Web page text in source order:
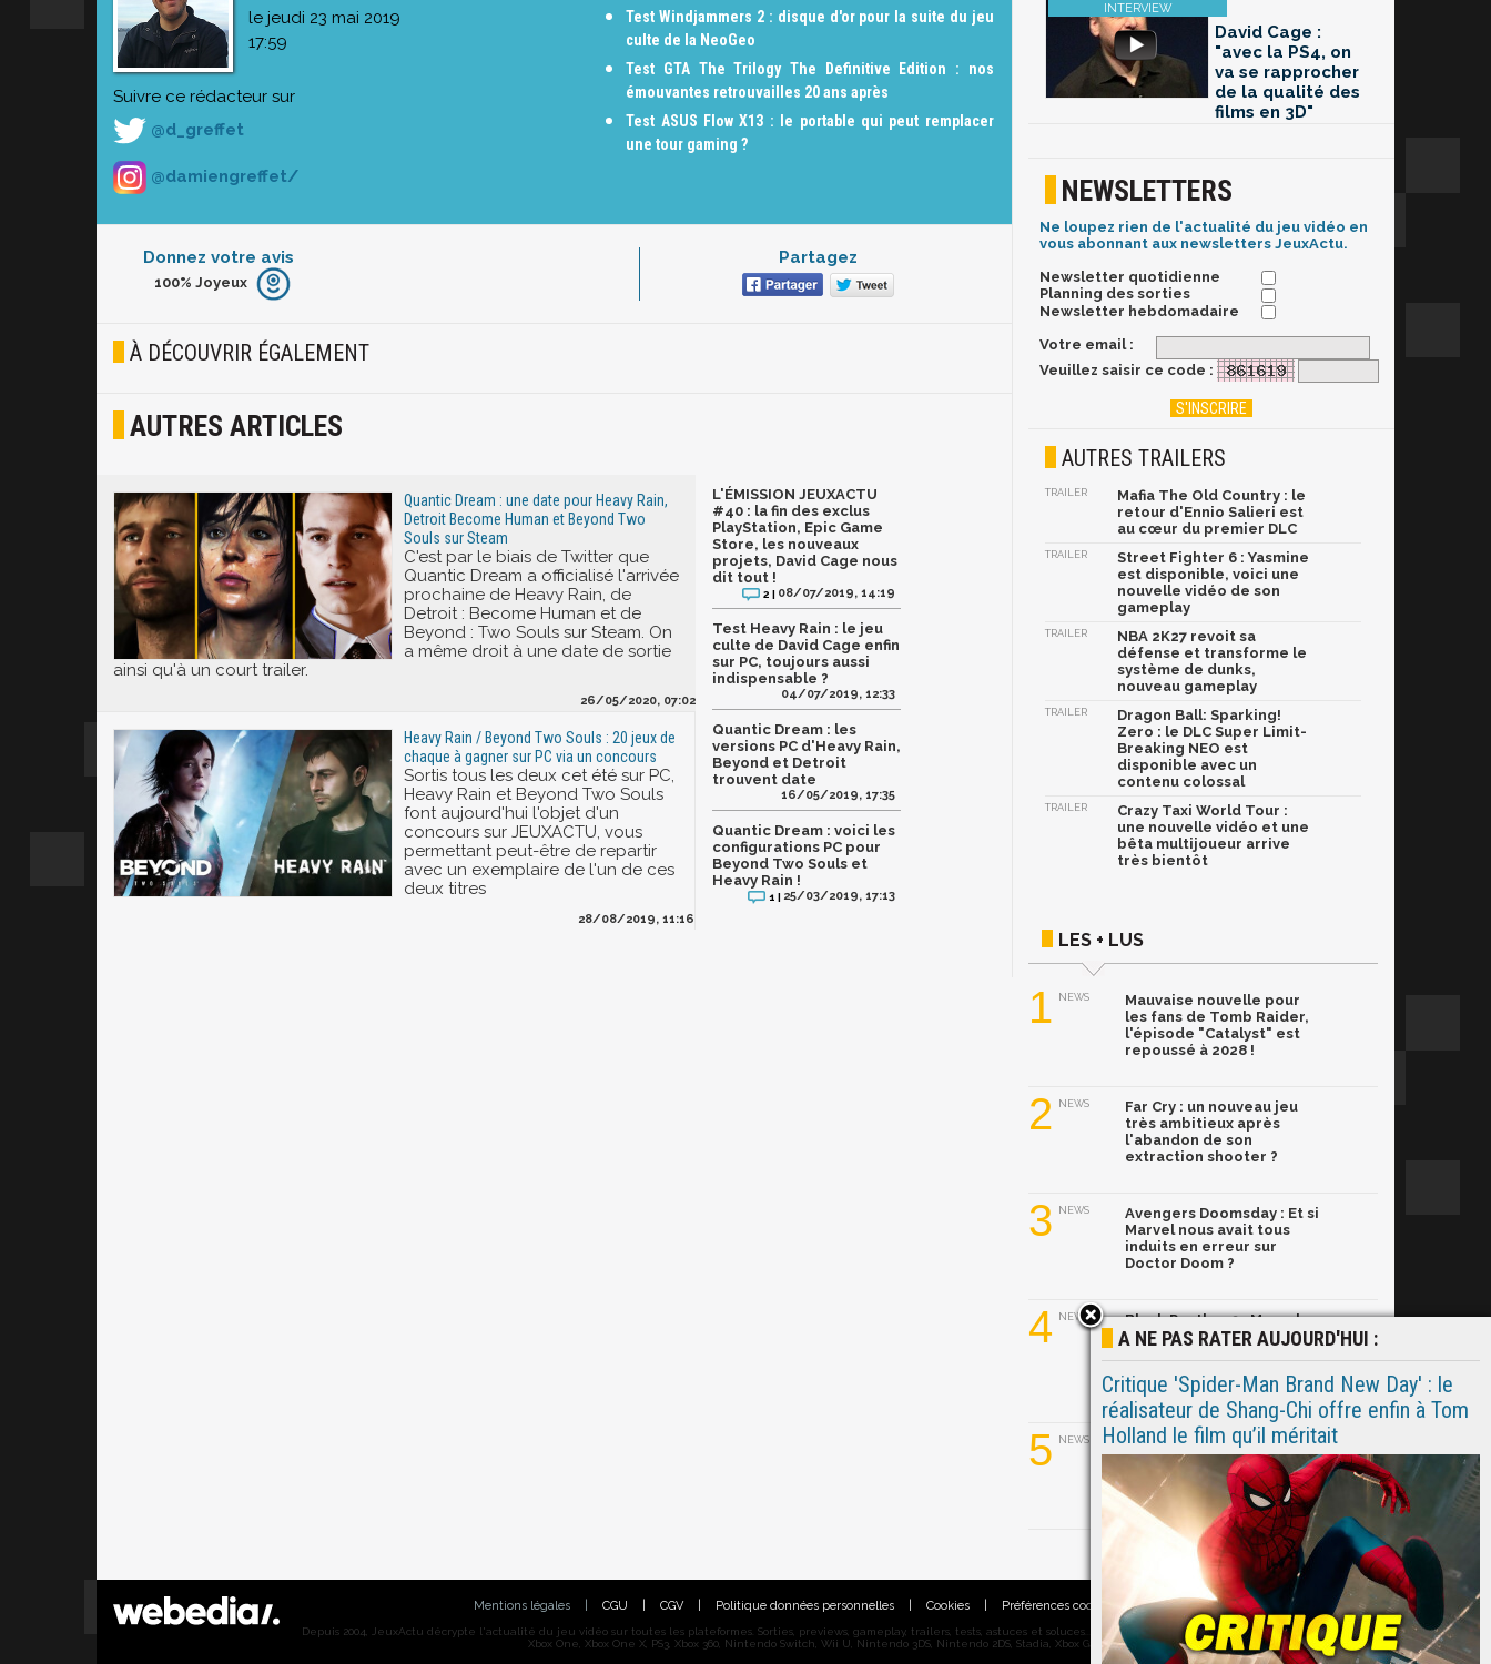
le jeudi 23 mai 2019
17:59
Suivre ce rédacteur sur
@d_greffet
@damiengreffet/
Test Windjammers 2 : disque d'or pour la suite du jeu
culte de la NeoGeo
Test GTA The Trilogy The Definitive Edition : nos
émouvantes retrouvailles 20 ans après
Test ASUS Flow X13 : le portable qui peut remplacer
une tour gaming ?
Donnez votre avis
Furieux
Joyeux
100% Joyeux
Partagez
À DÉCOUVRIR ÉGALEMENT
AUTRES ARTICLES
Quantic Dream : une date pour Heavy Rain,
Detroit Become Human et Beyond Two
Souls sur Steam
C'est par le biais de Twitter que
Quantic Dream a officialisé l'arrivée
prochaine de Heavy Rain, de
Detroit : Become Human et de
Beyond : Two Souls sur Steam. On
a même droit à une date de sortie
ainsi qu'à un court trailer.
26/05/2020, 07:02
Heavy Rain / Beyond Two Souls : 20 jeux de
chaque à gagner sur PC via un concours
Sortis tous les deux cet été sur PC,
Heavy Rain et Beyond Two Souls
font aujourd'hui l'objet d'un
concours sur JEUXACTU, vous
permettant peut-être de repartir
avec un exemplaire de l'un de ces
deux titres
28/08/2019, 11:16
L'ÉMISSION JEUXACTU
#40 : la fin des exclus
PlayStation, Epic Game
Store, les nouveaux
projets, David Cage nous
dit tout !
2 | 08/07/2019, 14:19
Test Heavy Rain : le jeu
culte de David Cage enfin
sur PC, toujours aussi
indispensable ?
04/07/2019, 12:33
Quantic Dream : les
versions PC d'Heavy Rain,
Beyond et Detroit
trouvent date
16/05/2019, 17:35
Quantic Dream : voici les
configurations PC pour
Beyond Two Souls et
Heavy Rain !
1 | 25/03/2019, 17:13
David Cage :
"avec la PS4, on
va se rapprocher
de la qualité des
films en 3D"
NEWSLETTERS
Ne loupez rien de l'actualité du jeu vidéo en
vous abonnant aux newsletters JeuxActu.
Newsletter quotidienne
Planning des sorties
Newsletter hebdomadaire
Votre email :
Veuillez saisir ce code :
AUTRES TRAILERS
TRAILER
Mafia The Old Country : le
retour d'Ennio Salieri est
au cœur du premier DLC
TRAILER
Street Fighter 6 : Yasmine
est disponible, voici une
nouvelle vidéo de son
gameplay
TRAILER
NBA 2K27 revoit sa
défense et transforme le
système de dunks,
nouveau gameplay
TRAILER
Dragon Ball: Sparking!
Zero : le DLC Super Limit-
Breaking NEO est
disponible avec un
contenu colossal
TRAILER
Crazy Taxi World Tour :
une nouvelle vidéo et une
bêta multijoueur arrive
très bientôt
LES + LUS
1 NEWS
Mauvaise nouvelle pour
les fans de Tomb Raider,
l'épisode "Catalyst" est
repoussé à 2028 !
2 NEWS
Far Cry : un nouveau jeu
très ambitieux après
l'abandon de son
extraction shooter ?
3 NEWS
Avengers Doomsday : Et si
Marvel nous avait tous
induits en erreur sur
Doctor Doom ?
4 NEWS
Black Panther 3 : Marvel
dévoile son nouveau
quelques semaines
5 NEWS
Ghost Rider dans le MCU :
Ryan Gosling prend le
relais de Nicolas Cage
Mentions légales CGU CGV Politique données personnelles Cookies Préférences cookies | Contacts
Depuis 2004, JeuxActu décrypte l'actualité du jeu vidéo sur toutes les plateformes. Sorties, previews, gameplay, trailers, tests, astuces et soluces... on vous dit tout ! PC, PS5, PS4, PS4 Pro, Xbox series X,
Xbox One, Xbox One X, PS3, Xbox 360, Nintendo Switch, Wii U, Nintendo 3DS, Nintendo 2DS, Stadia, Xbox Game Pass...
A NE PAS RATER AUJOURD'HUI :
Critique 'Spider-Man Brand New Day' : le
réalisateur de Shang-Chi offre enfin à Tom
Holland le film qu’il méritait